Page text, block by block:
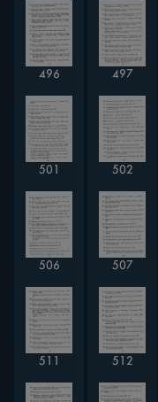
496 497
501 502
506 507
511 512